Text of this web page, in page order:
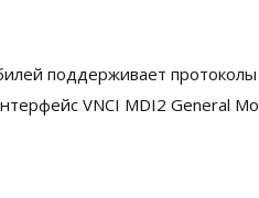
поддерживает
VNCI MDI2 General